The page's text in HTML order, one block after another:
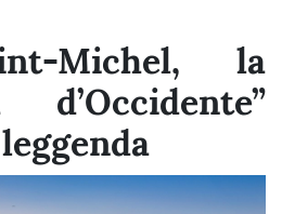
Michel, la
d’Occidente”